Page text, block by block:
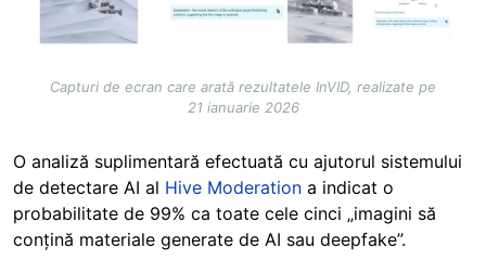
Capturi de ecran care arată rezultatele InVID, realizate pe
21 ianuarie 2026
O analiză suplimentară efectuată cu ajutorul sistemului
de detectare AI al Hive Moderation a indicat o
probabilitate de 99% ca toate cele cinci „imagini să
conțină materiale generate de AI sau deepfake”.